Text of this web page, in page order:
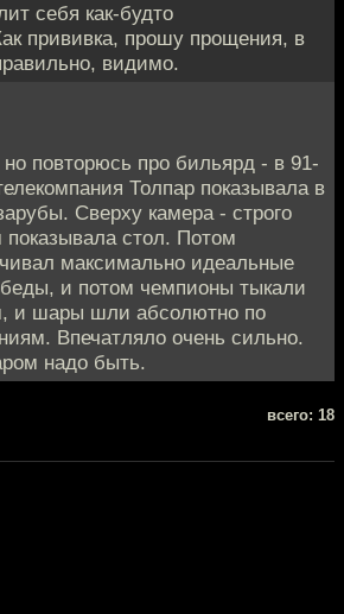
себя как-будто
прививка, прошу прощения, в
видимо.
повторюсь про бильярд - в 91-
Толпар показывала в
Сверху камера - строго
стол. Потом
максимально идеальные
и потом чемпионы тыкали
и шары шли абсолютно по
Впечатляло очень сильно.
надо быть.
всего: 18